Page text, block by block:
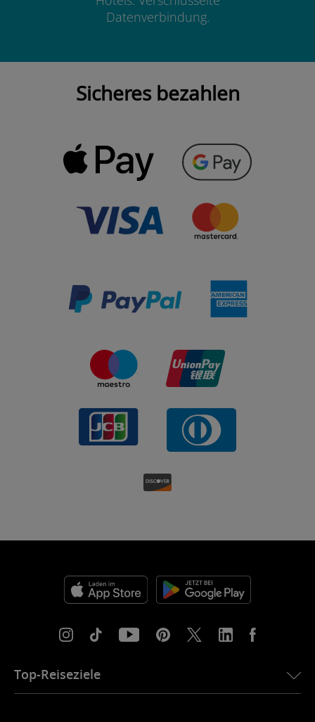
Datenverbindung.
Sicheres bezahlen
Top-Reiseziele